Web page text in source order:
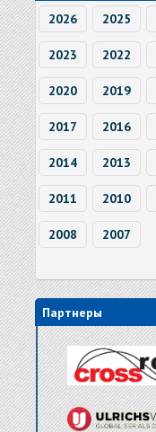
2026
2025
2023 2022
2020 2019
2017 2016
2014 2013
2011 2010
2008 2007
Партнеры